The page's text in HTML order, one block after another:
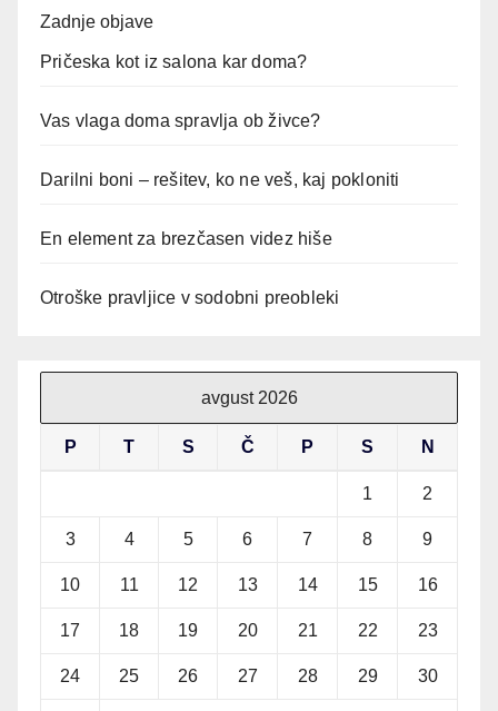
Zadnje objave
Pričeska kot iz salona kar doma?
Vas vlaga doma spravlja ob živce?
Darilni boni – rešitev, ko ne veš, kaj pokloniti
En element za brezčasen videz hiše
Otroške pravljice v sodobni preobleki
avgust 2026
P T S Č P S N
1 2
3 4 5 6 7 8 9
10 11 12 13 14 15 16
17 18 19 20 21 22 23
24 25 26 27 28 29 30